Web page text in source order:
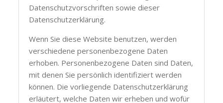
Datenschutzvorschriften sowie dieser
Datenschutzerklärung.
Wenn Sie diese Website benutzen, werden
verschiedene personenbezogene Daten
erhoben. Personenbezogene Daten sind Daten,
mit denen Sie persönlich identifiziert werden
können. Die vorliegende Datenschutzerklärung
erläutert, welche Daten wir erheben und wofür